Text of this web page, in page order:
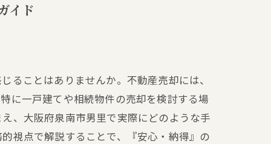
イド
ることはありませんか。不動産売却には、
に一戸建てや相続物件の売却を検討する場
、大阪府泉南市男里で実際にどのような手
視点で解説することで、『安心・納得』の